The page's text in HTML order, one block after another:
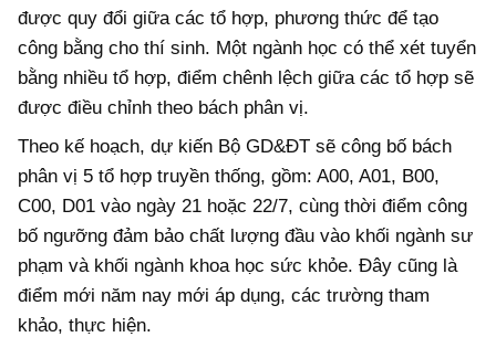
được quy đổi giữa các tổ hợp, phương thức để tạo
công bằng cho thí sinh. Một ngành học có thể xét tuyển
bằng nhiều tổ hợp, điểm chênh lệch giữa các tổ hợp sẽ
được điều chỉnh theo bách phân vị.
Theo kế hoạch, dự kiến Bộ GD&ĐT sẽ công bố bách
phân vị 5 tổ hợp truyền thống, gồm: A00, A01, B00,
C00, D01 vào ngày 21 hoặc 22/7, cùng thời điểm công
bố ngưỡng đảm bảo chất lượng đầu vào khối ngành sư
phạm và khối ngành khoa học sức khỏe. Đây cũng là
điểm mới năm nay mới áp dụng, các trường tham
khảo, thực hiện.